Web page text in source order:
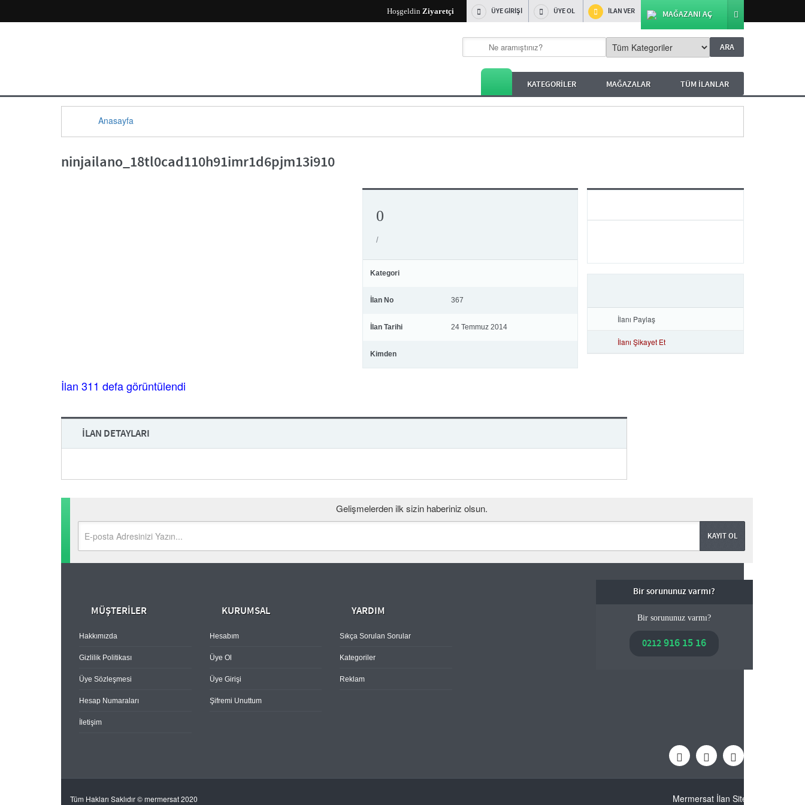
MAĞAZANI AÇ
İLAN VER
ÜYE OL
ÜYE GİRİŞİ
Hoşgeldin Ziyaretçi
KATEGORİLER MAĞAZALAR TÜM İLANLAR
Anasayfa
ninjailano_18tl0cad110h91imr1d6pjm13i910
0
/
Kategori
İlan No 367
İlan Tarihi 24 Temmuz 2014
Kimden
İlanı Paylaş
İlanı Şikayet Et
İlan 311 defa görüntülendi
İLAN DETAYLARI
Gelişmelerden ilk sizin haberiniz olsun.
MÜŞTERİLER
Hakkımızda
Gizlilik Politikası
Üye Sözleşmesi
Hesap Numaraları
İletişim
KURUMSAL
Hesabım
Üye Ol
Üye Girişi
Şifremi Unuttum
YARDIM
Sıkça Sorulan Sorular
Kategoriler
Reklam
Bir sorununuz varmı?
Bir sorununuz varmı?
0212916 15 16
Tüm Hakları Saklıdır © mermersat 2020 Mermersat İlan Sitesi